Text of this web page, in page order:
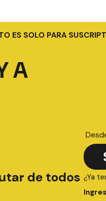
ES SOLO PARA
A
de todos ¿Ya